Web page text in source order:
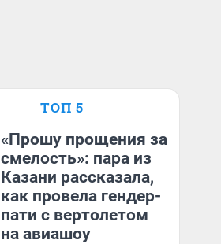
ТОП 5
«Прошу прощения за
смелость»: пара из
Казани рассказала,
как провела гендер-
пати с вертолетом
на авиашоу